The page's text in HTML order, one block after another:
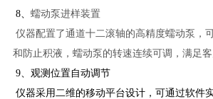
8、 蠕动泵进样装置
仪器配置了通道十二滚轴的高精度蠕动泵，
和防止积液，蠕动泵的转速连续可调，满足客
9、观测位置自动调节
仪器采用二维的移动平台设计，可通过软件